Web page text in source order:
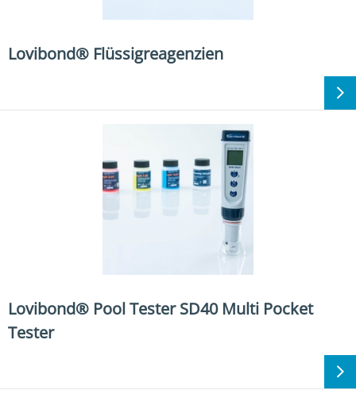
Lovibond® Flüssigreagenzien
Lovibond® Pool Tester SD40 Multi Pocket
Tester